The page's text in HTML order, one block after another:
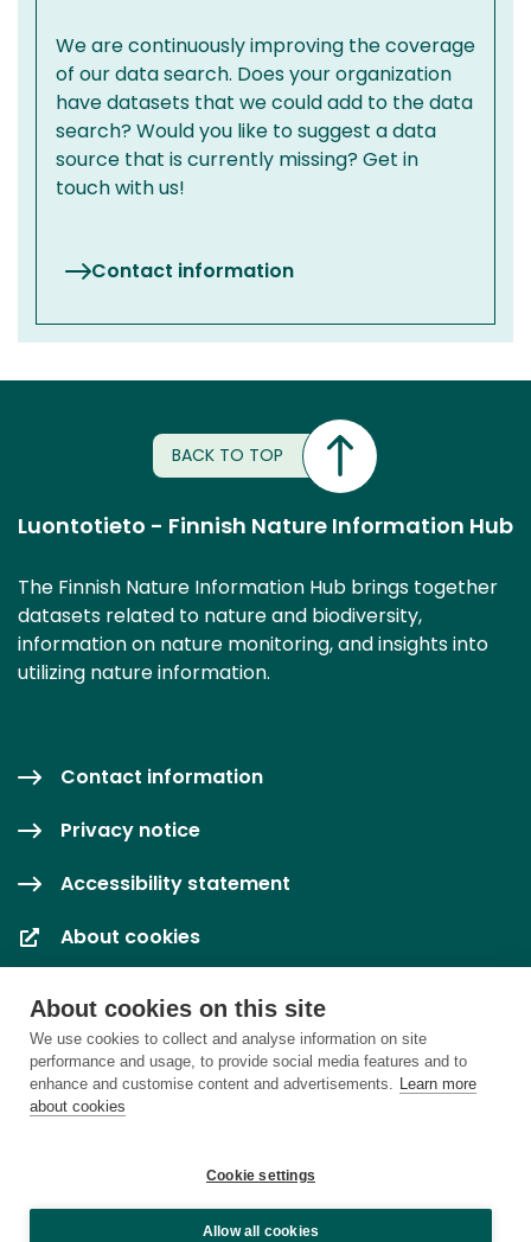
About cookies on this site
We use cookies to collect and analyse information on site
performance and usage, to provide social media features and to
enhance and customise content and advertisements. Learn more
about cookies
Cookie settings
Allow all cookies
We are continuously improving the coverage
of our data search. Does your organization
have datasets that we could add to the data
search? Would you like to suggest a data
source that is currently missing? Get in
touch with us!
Contact information
BACK TO TOP
Luontotieto - Finnish Nature Information Hub
The Finnish Nature Information Hub brings together
datasets related to nature and biodiversity,
information on nature monitoring, and insights into
utilizing nature information.
Contact information
Privacy notice
Accessibility statement
About cookies